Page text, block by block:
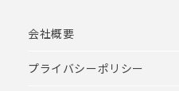
会社概要
プライバシーポリシー